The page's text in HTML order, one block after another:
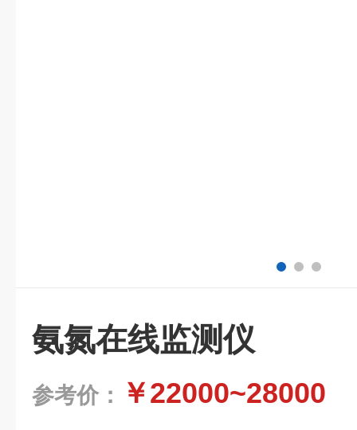
氨氮在线监测仪
参考价： ￥22000~28000